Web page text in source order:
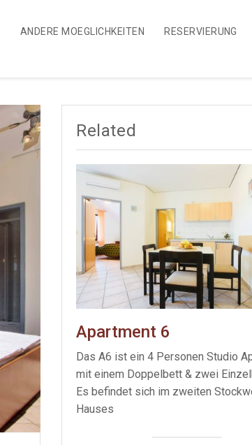
ANDERE MOEGLICHKEITEN RESERVIERUNG
Related
Apartment 6
Das A6 ist ein 4 Personen Studio
mit einem Doppelbett & zwei
Es befindet sich im zweiten
Hauses